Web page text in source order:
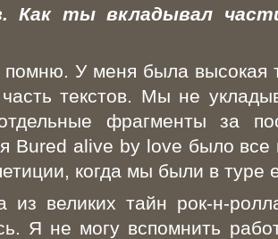
Как ты вкладывал
У меня была высокая
текстов. Мы не
фрагменты за
Bured alive by love было все
когда мы были в
из великих тайн рок-н-
Я не могу вспомнить